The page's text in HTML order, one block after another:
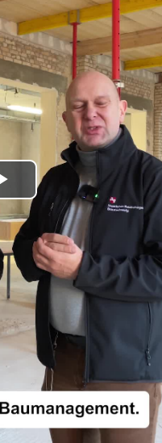
Play
Video